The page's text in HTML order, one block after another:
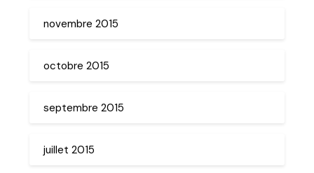
novembre 2015
octobre 2015
septembre 2015
juillet 2015